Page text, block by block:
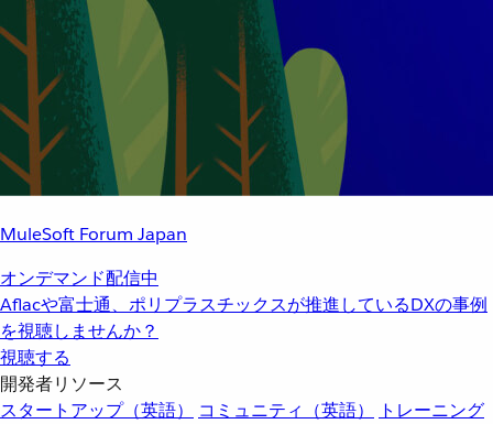
MuleSoft Forum Japan
オンデマンド配信中
Aflacや富士通、ポリプラスチックスが推進しているDXの事例
を視聴しませんか？
視聴する
開発者リソース
スタートアップ（英語）
コミュニティ（英語）
トレーニング